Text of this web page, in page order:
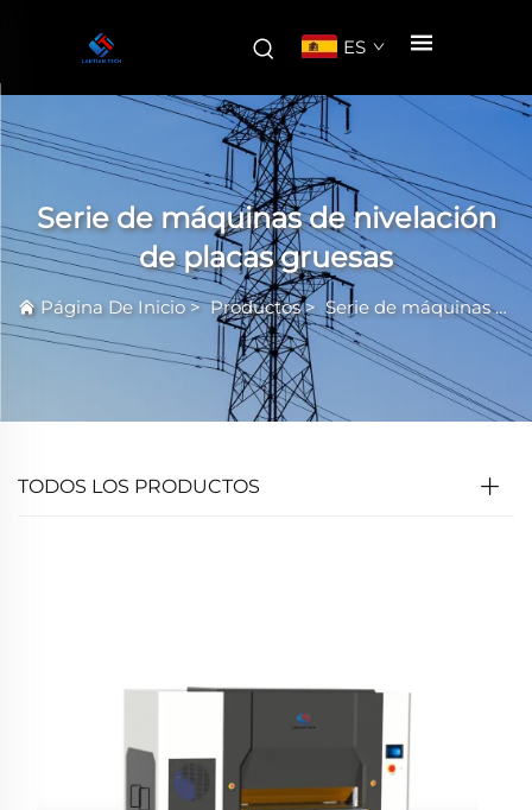
ES
Serie de máquinas de nivelación
de placas gruesas
Página De Inicio>Productos> Serie de máquinas aplanadoras de alta precisión
TODOS LOS PRODUCTOS